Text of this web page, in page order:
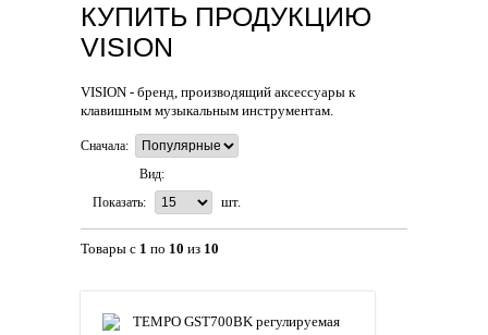
КУПИТЬ ПРОДУКЦИЮ
VISION
VISION - бренд, производящий аксессуары к
клавишным музыкальным инструментам.
Сначала:
Вид:
Показать:
шт.
Товары с 1 по 10 из 10